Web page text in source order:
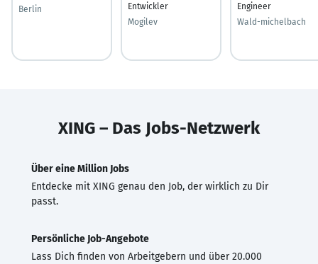
Berlin
Entwickler
Mogilev
Engineer
Wald-michelbach
XING – Das Jobs-Netzwerk
Über eine Million Jobs
Entdecke mit XING genau den Job, der wirklich zu Dir
passt.
Persönliche Job-Angebote
Lass Dich finden von Arbeitgebern und über 20.000